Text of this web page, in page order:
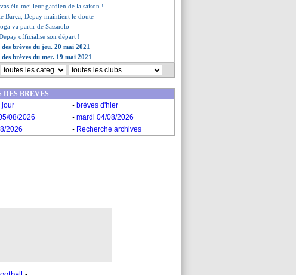
élu meilleur gardien de la saison !
Barça, Depay maintient le doute
va partir de Sassuolo
officialise son départ !
des brèves du jeu. 20 mai 2021
brèves du mer. 19 mai 2021
BREVES
jour . brèves d'hier
08/2026 . mardi 04/08/2026
2026 . Recherche archives